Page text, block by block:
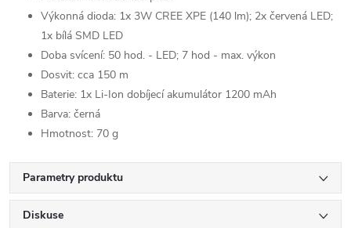
Výkonná dioda: 1x 3W CREE XPE (140 lm); 2x červená LED;
1x bílá SMD LED
Doba svícení: 50 hod. - LED; 7 hod - max. výkon
Dosvit: cca 150 m
Baterie: 1x Li-Ion dobíjecí akumulátor 1200 mAh
Barva: černá
Hmotnost: 70 g
Parametry produktu
Diskuse